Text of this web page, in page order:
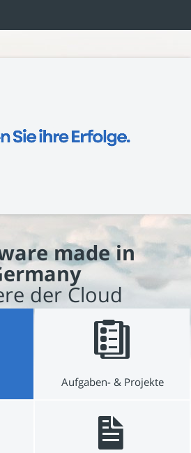
made in
der Cloud
Aufgaben- & Projekte